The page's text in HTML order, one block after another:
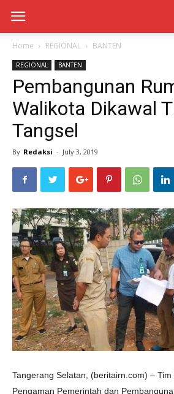
Home REGIONAL BANTEN
REGIONAL BANTEN
Pembangunan
Walikota Dikawal
Tangsel
By Redaksi - July 3, 2019
Tangerang Selatan, (beritairn.com) – Tim
Pengaman Pemerintah dan